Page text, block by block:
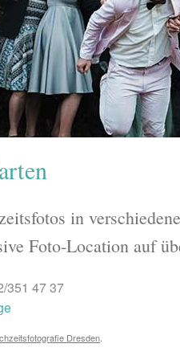
in
Foto-Location auf
351 47 37
Dresden